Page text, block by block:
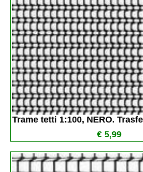
Trame tetti 1:100, NERO.
€ 5,99